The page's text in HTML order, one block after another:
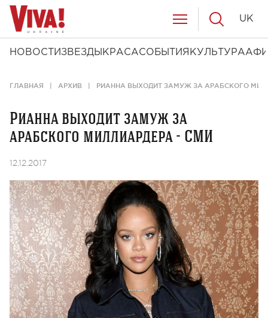
НОВОСТИ ЗВЕЗДЫ КРАСАСОБЫТИЯ КУЛЬТУРА
UK
ГЛАВНАЯ АРХИВ РИАННА ВЫХОДИТ ЗАМУЖ ЗА АРАБСКОГО
Рианна выходит замуж за
арабского миллиардера - СМИ
12.12.2017